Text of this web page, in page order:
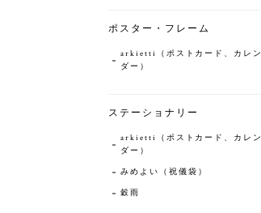
ポスター・フレーム
arkietti（ポストカード、カレン
ダー）
ステーショナリー
arkietti（ポストカード、カレン
ダー）
みめよい（祝儀袋）
穀雨